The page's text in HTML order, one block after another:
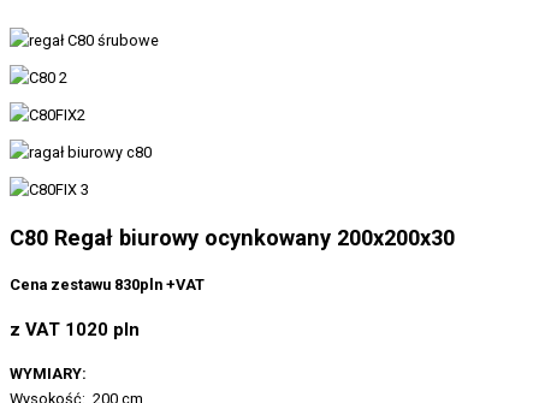
C80 Regał biurowy ocynkowany 200x200x30
Cena zestawu 830pln +VAT
z VAT 1020 pln
WYMIARY:
Wysokość: 200 cm